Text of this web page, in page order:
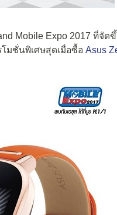
Mobile Expo 2017 ที่จั
โมชั่นพิเศษสุดเมื่อซื้อ Asus